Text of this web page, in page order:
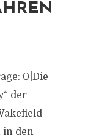
0]Die
der
in den